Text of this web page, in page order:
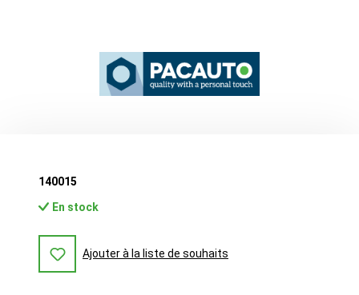
140015
En stock
Ajouter à la liste de souhaits